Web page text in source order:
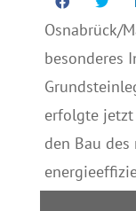
Osnabrück/
besonderes
erfolgte
den Bau